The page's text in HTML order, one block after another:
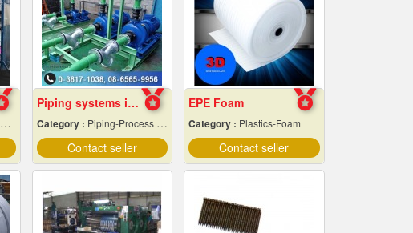
Piping systems in industrial plants
Category : Piping-Process & Industrial
Contact seller
EPE Foam
Category : Plastics-Foam
Contact seller